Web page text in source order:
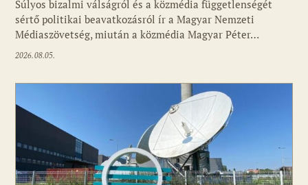
Súlyos bizalmi válságról és a közmédia függetlenségét
sértő politikai beavatkozásról ír a Magyar Nemzeti
Médiaszövetség, miután a közmédia Magyar Péter…
2026.08.05.